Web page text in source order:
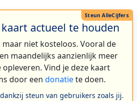
actueel te houden
maar niet kosteloos. Vooral de
maandelijks aanzienlijk meer
Vind je deze kaart
door een donatiete doen.
steun van gebruikers zoals jij.